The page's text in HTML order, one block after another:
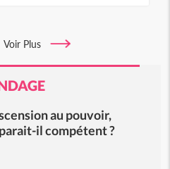
Voir Plus
au pouvoir,
il compétent ?